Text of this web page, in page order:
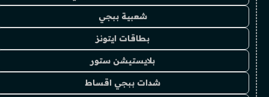
شعبية ببجي
بطاقات ايتونز
بلايستيشن ستور
شدات ببجي اقساط